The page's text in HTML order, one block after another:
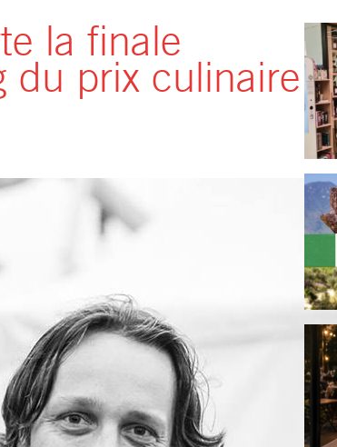
la finale
du prix culinaire